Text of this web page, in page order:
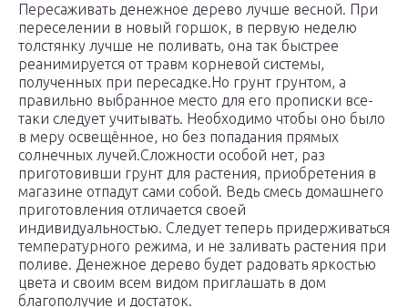
Пересаживать денежное дерево лучше весной. При
переселении в новый горшок, в первую неделю
толстянку лучше не поливать, она так быстрее
реанимируется от травм корневой системы,
полученных при пересадке.Но грунт грунтом, а
правильно выбранное место для его прописки все-
таки следует учитывать. Необходимо чтобы оно было
в меру освещённое, но без попадания прямых
солнечных лучей.Сложности особой нет, раз
приготовивши грунт для растения, приобретения в
магазине отпадут сами собой. Ведь смесь домашнего
приготовления отличается своей
индивидуальностью. Следует теперь придерживаться
температурного режима, и не заливать растения при
поливе. Денежное дерево будет радовать яркостью
цвета и своим всем видом приглашать в дом
благополучие и достаток.